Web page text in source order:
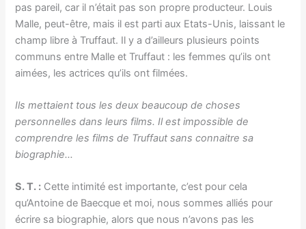
pas pareil, car il n’était pas son propre producteur. Louis
Malle, peut-être, mais il est parti aux Etats-Unis, laissant le
champ libre à Truffaut. Il y a d’ailleurs plusieurs points
communs entre Malle et Truffaut : les femmes qu’ils ont
aimées, les actrices qu’ils ont filmées.
Ils mettaient tous les deux beaucoup de choses
personnelles dans leurs films. Il est impossible de
comprendre les films de Truffaut sans connaitre sa
biographie…
S. T. : Cette intimité est importante, c’est pour cela
qu’Antoine de Baecque et moi, nous sommes alliés pour
écrire sa biographie, alors que nous n’avons pas les